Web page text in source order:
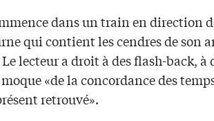
dans un train en direction
qui contient les cendres de son
lecteur a droit à des flash-back, à
«de la concordance des
retrouvé».